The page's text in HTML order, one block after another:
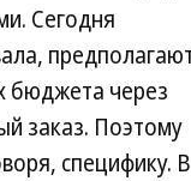
Сегодня
бюджета через
заказ. Поэтому
специфику. В